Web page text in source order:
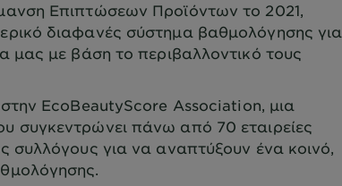
Επιπτώσεων Προϊόντων το 2021,
διαφανές σύστημα βαθμολόγησης για
μας με βάση το περιβαλλοντικό τους
EcoBeautyScore Association, μια
συγκεντρώνει πάνω από 70 εταιρείες
συλλόγους για να αναπτύξουν ένα κοινό,